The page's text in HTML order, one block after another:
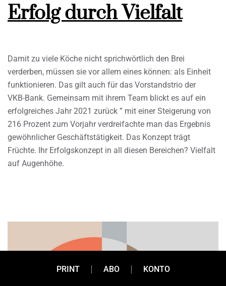
Erfolg durch Vielfalt
Damit zu viele Köche nicht sprichwörtlich den Brei
verderben, müssen sie vor allem eines können: als Einheit
funktionieren. Das gilt auch für das Vorstandstrio der
VKB-Bank. Gemeinsam mit ihrem Team blickt es auf ein
erfolgreiches Jahr 2021 zurück ” mit einer Steigerung von
216 Prozent zum Vorjahr verdreifachte man das Ergebnis
gewöhnlicher Geschäftstätigkeit. Das Konzept trägt
Früchte. Ihr Erfolgskonzept in all diesen Bereichen? Vielfalt
auf Augenhöhe.
PRINT ABO KONTO